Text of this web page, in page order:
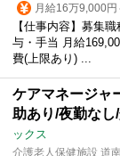
月給16万9,000
【仕事内容】募集
与・手当 月給
費(上限あり) ...
ケアマネージャ
助あり/夜勤な
ックス
介護老人保健施設 道